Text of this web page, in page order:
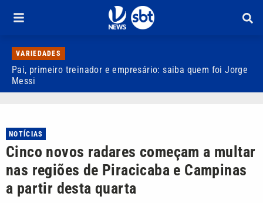
VARIEDADES
Pai, primeiro treinador e empresário: saiba quem foi Jorge
Messi
NOTÍCIAS
Cinco novos radares começam a multar
nas regiões de Piracicaba e Campinas
a partir desta quarta